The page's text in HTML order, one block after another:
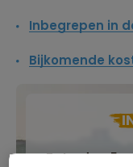
Inbegrepen in
Bijkomende
Zaterdag 5